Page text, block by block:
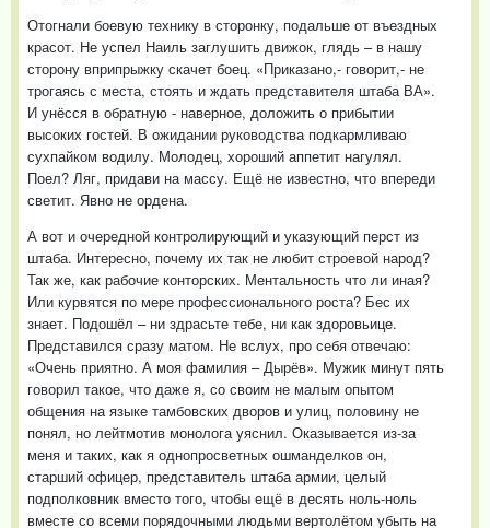
Отогнали боевую технику в сторонку, подальше от въездных
красот. Не успел Наиль заглушить движок, глядь – в нашу
сторону вприпрыжку скачет боец. «Приказано,- говорит,- не
трогаясь с места, стоять и ждать представителя штаба ВА».
И унёсся в обратную - наверное, доложить о прибытии
высоких гостей. В ожидании руководства подкармливаю
сухпайком водилу. Молодец, хороший аппетит нагулял.
Поел? Ляг, придави на массу. Ещё не известно, что впереди
светит. Явно не ордена.
А вот и очередной контролирующий и указующий перст из
штаба. Интересно, почему их так не любит строевой народ?
Так же, как рабочие конторских. Ментальность что ли иная?
Или курвятся по мере профессионального роста? Бес их
знает. Подошёл – ни здрасьте тебе, ни как здоровьице.
Представился сразу матом. Не вслух, про себя отвечаю:
«Очень приятно. А моя фамилия – Дырёв». Мужик минут пять
говорил такое, что даже я, со своим не малым опытом
общения на языке тамбовских дворов и улиц, половину не
понял, но лейтмотив монолога уяснил. Оказывается из-за
меня и таких, как я однопросветных ошманделков он,
старший офицер, представитель штаба армии, целый
подполковник вместо того, чтобы ещё в десять ноль-ноль
вместе со всеми порядочными людьми вертолётом убыть на